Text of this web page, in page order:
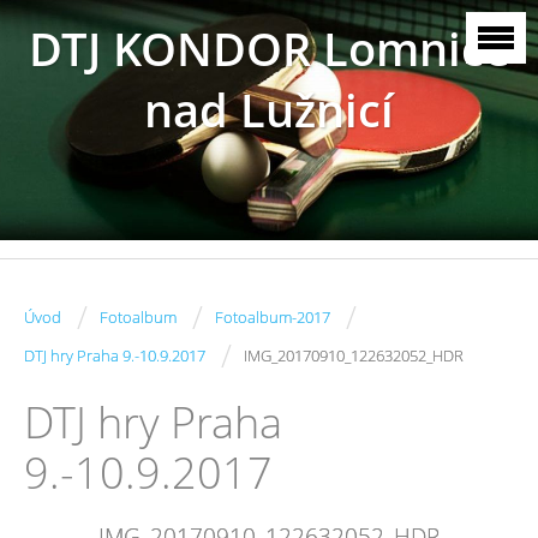
DTJ KONDOR Lomnice
nad Lužnicí
Úvod / Fotoalbum / Fotoalbum-2017 /
DTJ hry Praha 9.-10.9.2017 / IMG_20170910_122632052_HDR
DTJ hry Praha
9.-10.9.2017